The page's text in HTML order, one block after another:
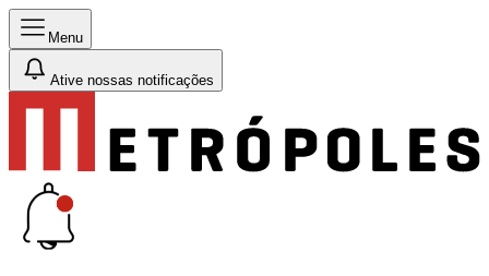
Menu
Ative nossas notificações